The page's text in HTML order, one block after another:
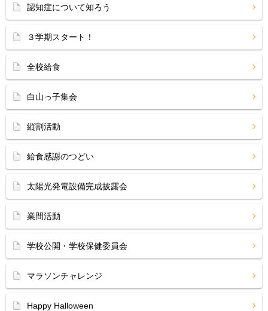
認知症について知ろう
３学期スタート！
全校給食
白山っ子集会
縦割活動
給食感謝のつどい
太陽光発電設備完成披露会
業間活動
学校公開・学校保健委員会
マラソンチャレンジ
Happy Halloween